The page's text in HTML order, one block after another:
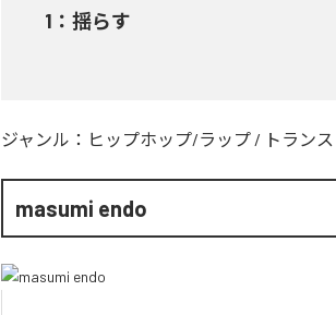
1 ： 揺らす
ジャンル： ヒップホップ/ラップ / トランス
masumi endo